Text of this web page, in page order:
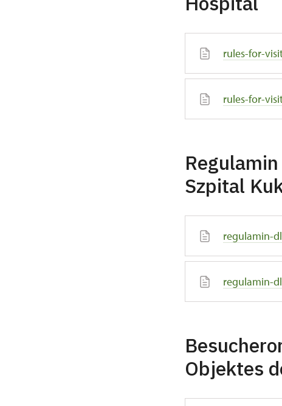
rules-for-
rules-for-
Szpital
regulamin-
regulamin-
Objektes